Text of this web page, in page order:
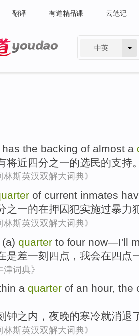
翻译 有道精品课 云笔记
中英
has the backing of almost a
将近四分之一的选民的支持
林斯英汉双解大词典》
of current inmates
之一的在押囚犯实施过暴力
林斯英汉双解大词典》
(a) quarter to four now—I'll
是差一刻 四点 ， 我会在四点
津词典》
a quarter of an hour, the
钟之内， 夜晚的寒冷就消退
林斯英汉双解大词典》